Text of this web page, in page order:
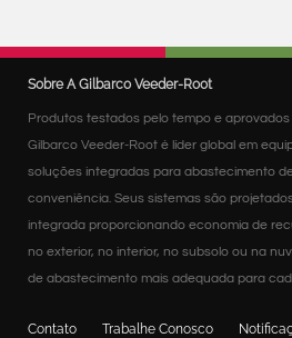
Sobre A Gilbarco Veeder-Root
Produtos testados pelo tempo e
Gilbarco Veeder-Root é líder global em
soluções integradas para abastecimento
conveniência. Seus sistemas são
integrada proporcionando economia de
no exterior, no interior, no subsolo ou na
de abastecimento mais adequada para
Contato Trabalhe Conosco